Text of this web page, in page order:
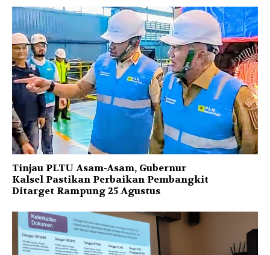
Tinjau PLTU Asam-Asam, Gubernur
Kalsel Pastikan Perbaikan Pembangkit
Ditarget Rampung 25 Agustus